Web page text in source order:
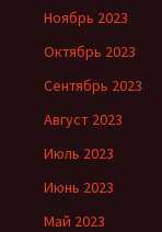
Ноябрь 2023
Октябрь 2023
Сентябрь 2023
Август 2023
Июль 2023
Июнь 2023
Май 2023